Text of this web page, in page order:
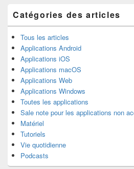
latérale
Catégories des articles
Tous les articles
Applications Android
Applications iOS
Applications macOS
Applications Web
Applications Windows
Toutes les applications
Sale note pour les applications non
Matériel
Tutoriels
Vie quotidienne
Podcasts